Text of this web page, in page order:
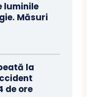
luminile
Măsuri
la
de ore